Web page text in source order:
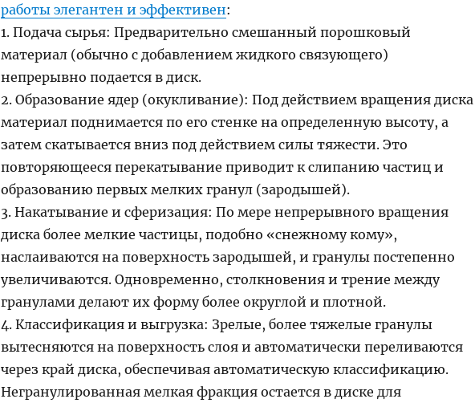
работы элегантен и эффективен:
1. Подача сырья: Предварительно смешанный порошковый
материал (обычно с добавлением жидкого связующего)
непрерывно подается в диск.
2. Образование ядер (окукливание): Под действием вращения диска
материал поднимается по его стенке на определенную высоту, а
затем скатывается вниз под действием силы тяжести. Это
повторяющееся перекатывание приводит к слипанию частиц и
образованию первых мелких гранул (зародышей).
3. Накатывание и сферизация: По мере непрерывного вращения
диска более мелкие частицы, подобно «снежному кому»,
наслаиваются на поверхность зародышей, и гранулы постепенно
увеличиваются. Одновременно, столкновения и трение между
гранулами делают их форму более округлой и плотной.
4. Классификация и выгрузка: Зрелые, более тяжелые гранулы
вытесняются на поверхность слоя и автоматически переливаются
через край диска, обеспечивая автоматическую классификацию.
Негранулированная мелкая фракция остается в диске для